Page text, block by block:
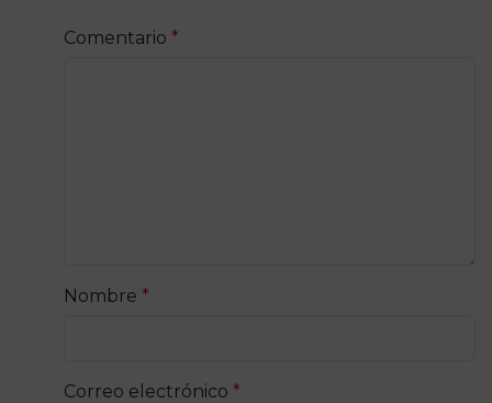
Comentario *
Nombre *
Correo electrónico *